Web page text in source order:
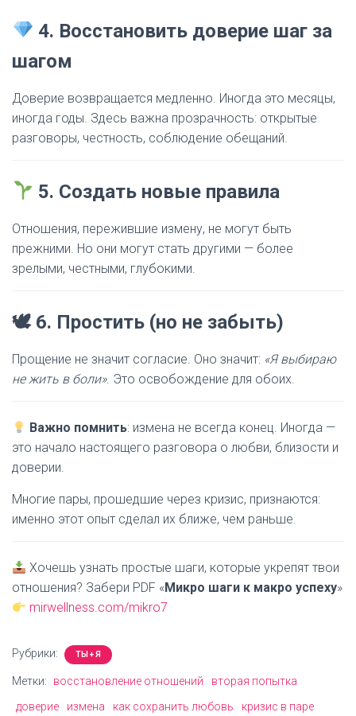
4. Восстановить доверие шаг за
шагом
Доверие возвращается медленно. Иногда это месяцы,
иногда годы. Здесь важна прозрачность: открытые
разговоры, честность, соблюдение обещаний.
5. Создать новые правила
Отношения, пережившие измену, не могут быть
прежними. Но они могут стать другими — более
зрелыми, честными, глубокими.
🕊 6. Простить (но не забыть)
Прощение не значит согласие. Оно значит: «Я выбираю
не жить в боли». Это освобождение для обоих.
Важно помнить: измена не всегда конец. Иногда —
это начало настоящего разговора о любви, близости и
доверии.
Многие пары, прошедшие через кризис, признаются:
именно этот опыт сделал их ближе, чем раньше.
Хочешь узнать простые шаги, которые укрепят твои
отношения? Забери PDF «Микро шаги к макро успеху»
mirwellness.com/mikro7
Рубрики: ТЫ + Я
Метки: восстановление отношений
вторая попытка
доверие
измена как сохранить любовь кризис в паре